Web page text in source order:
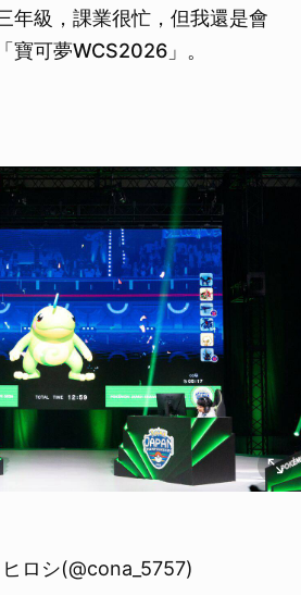
年級，課業很忙，但我還是會
寶可夢WCS2026」。
ロシ(@cona_5757)